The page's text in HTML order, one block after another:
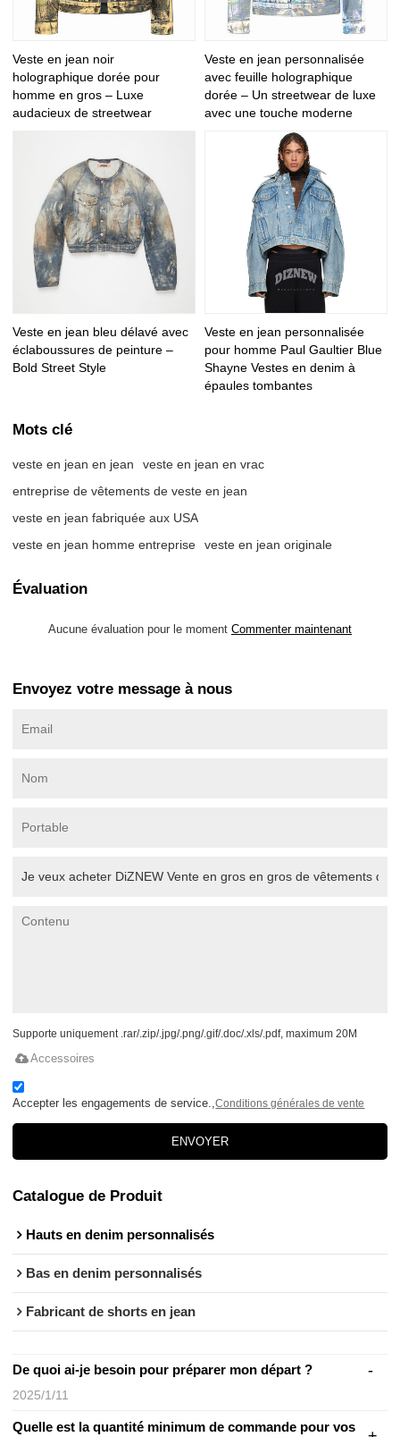
Veste en jean noir
holographique dorée pour
homme en gros – Luxe
audacieux de streetwear
Veste en jean personnalisée
avec feuille holographique
dorée – Un streetwear de luxe
avec une touche moderne
Veste en jean bleu délavé avec
éclaboussures de peinture –
Bold Street Style
Veste en jean personnalisée
pour homme Paul Gaultier Blue
Shayne Vestes en denim à
épaules tombantes
Mots clé
veste en jean en jean
veste en jean en vrac
entreprise de vêtements de veste en jean
veste en jean fabriquée aux USA
veste en jean homme entreprise
veste en jean originale
Évaluation
Aucune évaluation pour le moment Commenter maintenant
Envoyez votre message à nous
Supporte uniquement .rar/.zip/.jpg/.png/.gif/.doc/.xls/.pdf, maximum 20M
Accessoires
Accepter les engagements de service.,Conditions générales de vente
ENVOYER
Catalogue de Produit
Hauts en denim personnalisés
Bas en denim personnalisés
Fabricant de shorts en jean
De quoi ai-je besoin pour préparer mon départ ?
2025/1/11
Quelle est la quantité minimum de commande pour vos